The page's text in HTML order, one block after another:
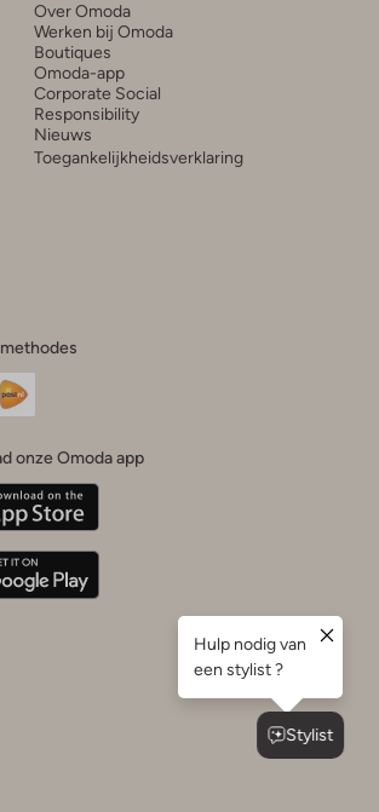
Over Omoda
Werken bij Omoda
Boutiques
Omoda-app
Corporate Social
Responsibility
Nieuws
Toegankelijkheidsverklaring
onze Omoda app